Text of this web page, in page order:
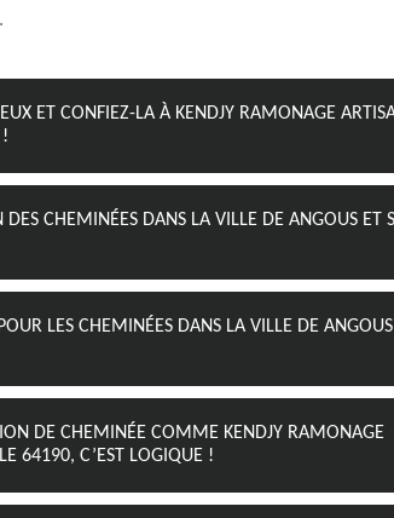
ET CONFIEZ-LA À KENDJY RAMONAGE
!
CHEMINÉES DANS LA VILLE DE ANGOUS ET
LES CHEMINÉES DANS LA VILLE DE ANGOUS
DE CHEMINÉE COMME KENDJY RAMONAGE
64190, C’EST LOGIQUE !